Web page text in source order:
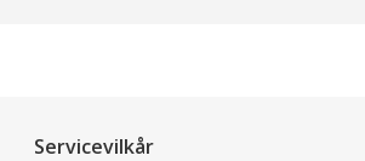
Servicevilkår